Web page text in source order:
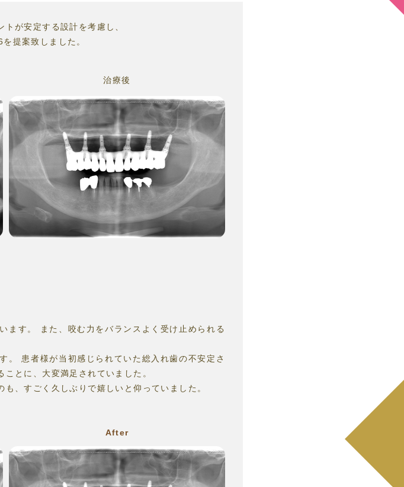
が安定する設計を考慮し、
提案致しました。
治療後
ます。 また、咬む力をバランスよく受け止められる
。 患者様が当初感じられていた総入れ歯の不安定さ
とに、大変満足されていました。
、すごく久しぶりで嬉しいと仰っていました。
After